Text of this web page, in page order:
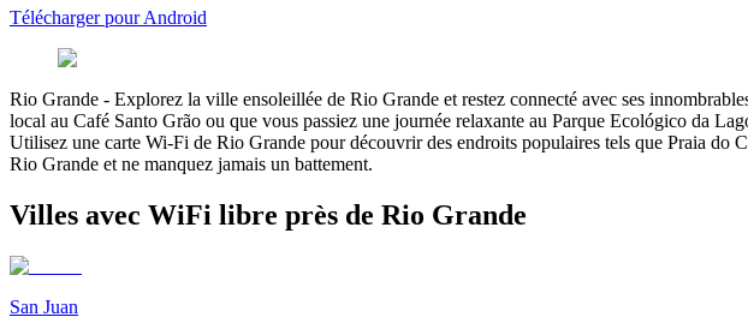
Télécharger pour Android
Rio Grande - Explorez la ville ensoleillée de Rio Grande et restez connecté avec ses
local au Café Santo Grão ou que vous passiez une journée relaxante au Parque Ecológico da
Utilisez une carte Wi-Fi de Rio Grande pour découvrir des endroits populaires tels que Praia do
Rio Grande et ne manquez jamais un battement.
Villes avec WiFi libre près de Rio Grande
San Juan